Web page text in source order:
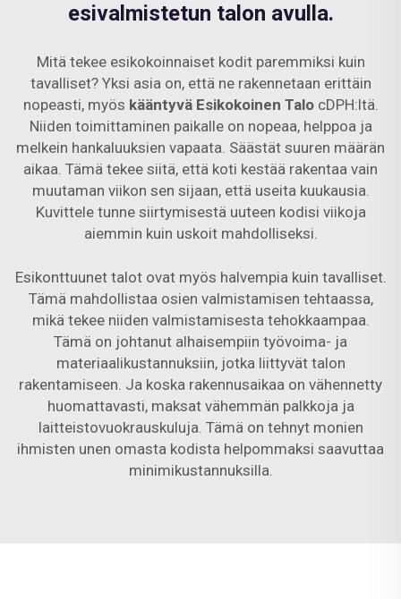
esivalmistetun talon avulla.
Mitä tekee esikokoinnaiset kodit paremmiksi kuin
tavalliset? Yksi asia on, että ne rakennetaan erittäin
nopeasti, myös kääntyvä Esikokoinen Talo cDPH:ltä.
Niiden toimittaminen paikalle on nopeaa, helppoa ja
melkein hankaluuksien vapaata. Säästät suuren määrän
aikaa. Tämä tekee siitä, että koti kestää rakentaa vain
muutaman viikon sen sijaan, että useita kuukausia.
Kuvittele tunne siirtymisestä uuteen kodisi viikoja
aiemmin kuin uskoit mahdolliseksi.
Esikonttuunet talot ovat myös halvempia kuin tavalliset.
Tämä mahdollistaa osien valmistamisen tehtaassa,
mikä tekee niiden valmistamisesta tehokkaampaa.
Tämä on johtanut alhaisempiin työvoima- ja
materiaalikustannuksiin, jotka liittyvät talon
rakentamiseen. Ja koska rakennusaikaa on vähennetty
huomattavasti, maksat vähemmän palkkoja ja
laitteistovuokrauskuluja. Tämä on tehnyt monien
ihmisten unen omasta kodista helpommaksi saavuttaa
minimikustannuksilla.